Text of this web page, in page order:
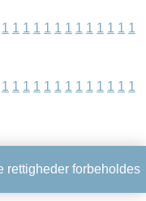
1 1 1 1 1 1 1 1 1 1 1 1 1
1 1 1 1 1 1 1 1 1 1 1 1 1
rettigheder forbeholdes